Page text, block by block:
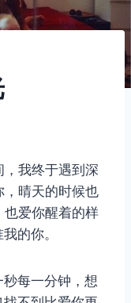
我终于遇到深
，晴天的时候也
也爱你醒着的样
的你。
每一分钟，想